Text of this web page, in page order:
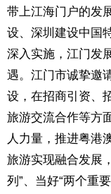
带上江海门户的发
设、深圳建设中国
深入实施，江门发
遇。江门市诚挚邀
设，在招商引资、
旅游交流合作等方
人力量，推进粤港
旅游实现融合发展
列”、当好“两个重